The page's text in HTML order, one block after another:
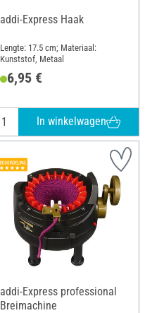
addi-Express Haak
Lengte: 17.5 cm; Materiaal:
Kunststof, Metaal
6,95 €
In winkelwagen
addi-Express professional
Breimachine